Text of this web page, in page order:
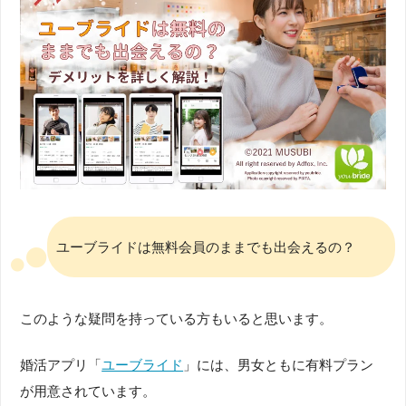
ユーブライドは無料会員のままでも出会えるの？
このような疑問を持っている方もいると思います。
婚活アプリ「ユーブライド 」には、男女ともに有料プラン
が用意されています。